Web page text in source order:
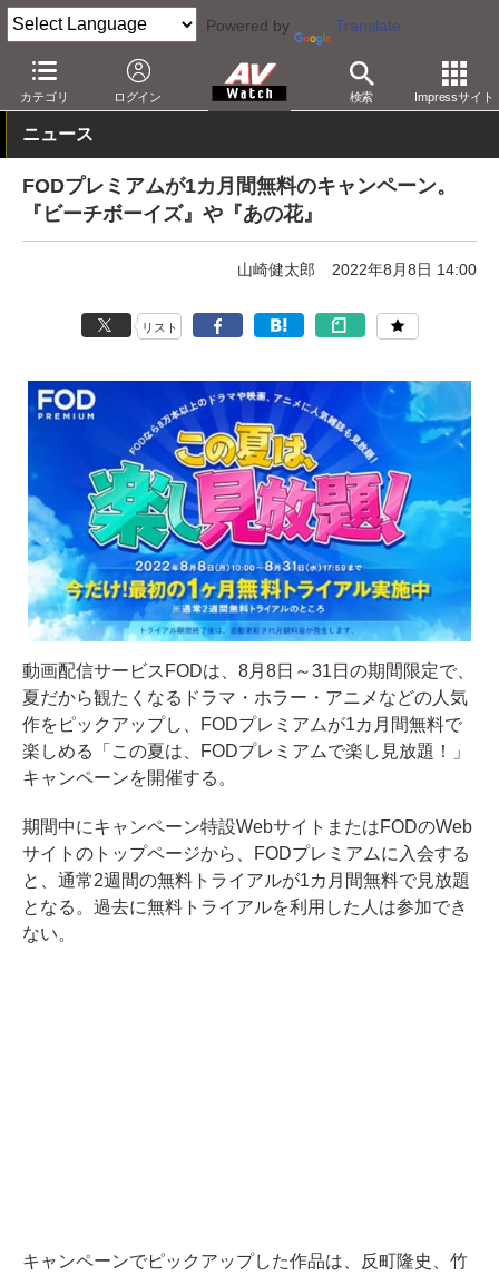
Powered by Translate
カテゴリ ログイン 検索 Impressサイト
AV Watch コンテンツ・サービス 映像配信 その他
ニュース
FODプレミアムが1カ月間無料のキャンペーン。
『ビーチボーイズ』や『あの花』
山崎健太郎 2022年8月8日 14:00
リスト
動画配信サービスFODは、8月8日～31日の期間限定で、
夏だから観たくなるドラマ・ホラー・アニメなどの人気
作をピックアップし、FODプレミアムが1カ月間無料で
楽しめる「この夏は、FODプレミアムで楽し見放題！」
キャンペーンを開催する。
期間中にキャンペーン特設WebサイトまたはFODのWeb
サイトのトップページから、FODプレミアムに入会する
と、通常2週間の無料トライアルが1カ月間無料で見放題
となる。過去に無料トライアルを利用した人は参加でき
ない。
キャンペーンでピックアップした作品は、反町隆史、竹